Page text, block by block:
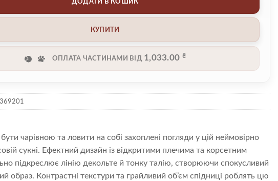
ДОДАТИ В КОШИК
КУПИТИ
ОПЛАТА ЧАСТИНАМИ ВІД 1,033.00 ₴
чарівною та ловити на собі захоплені погляди у цій неймовірно
сукні. Ефектний дизайн із відкритими плечима та корсетним
підкреслює лінію декольте й тонку талію, створюючи спокусливий
образ. Контрастні текстури та грайливий об’єм спідниці роблять цю